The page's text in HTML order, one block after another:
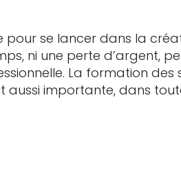
pour se lancer dans la
ni une perte d’argent,
La formation des
aussi importante, dans